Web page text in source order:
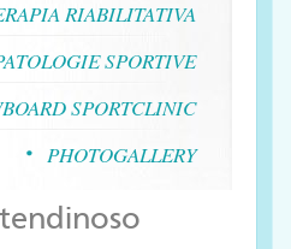
RIABILITATIVA
SPORTIVE
SPORTCLINIC
PHOTOGALLERY